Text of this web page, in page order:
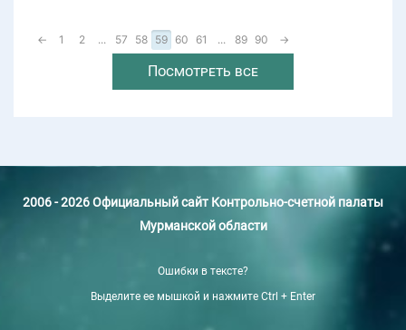
← 1 2 ... 57 58 59 60 61 ... 89 90 →
Посмотреть все
2006 - 2026 Официальный сайт Контрольно-счетной палаты
Мурманской области
Ошибки в тексте?
Выделите ее мышкой и нажмите Ctrl + Enter